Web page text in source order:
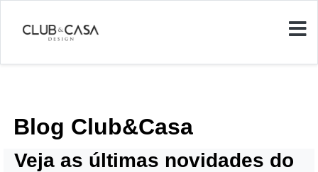
Blog Club&Casa
Veja as últimas novidades do